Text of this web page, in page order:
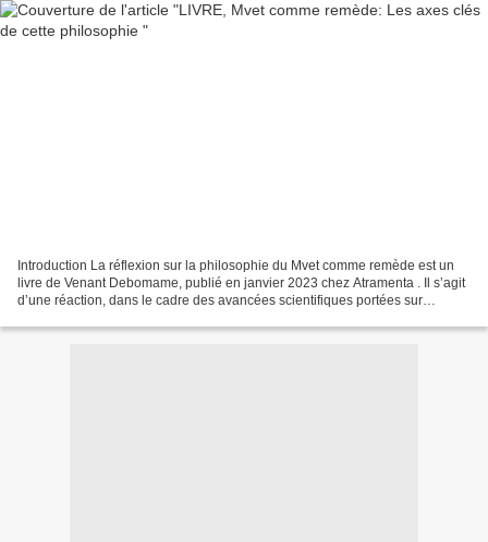
Introduction La réflexion sur la philosophie du Mvet comme remède est un
livre de Venant Debomame, publié en janvier 2023 chez Atramenta . Il s’agit
d’une réaction, dans le cadre des avancées scientifiques portées sur